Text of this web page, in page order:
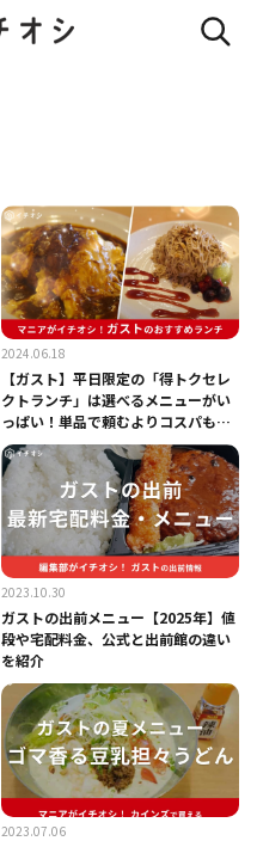
2024.06.18
【ガスト】平日限定の「得トクセレ
クトランチ」は選べるメニューがい
っぱい！単品で頼むよりコスパも良
しっ
2023.10.30
ガストの出前メニュー【2025年】値
段や宅配料金、公式と出前館の違い
を紹介
2023.07.06